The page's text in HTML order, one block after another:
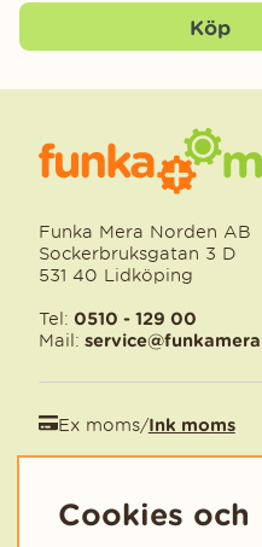
Köp
Funka Mera Norden AB
Sockerbruksgatan 3 D
531 40 Lidköping
Tel: 0510 - 129 00
Mail:
Ex moms/Ink moms
Cookies